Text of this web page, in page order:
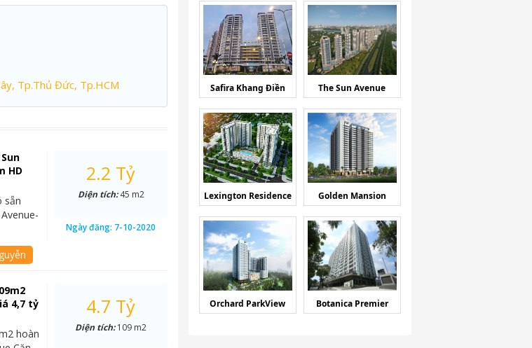
Tp.Thủ Đức, Tp.HCM
HD
sẵn
2.2 Tỷ
Diện tích:45 m2
Ngày đăng: 7-10-2020
4,7 tỷ
hoàn
4.7 Tỷ
Diện tích:109 m2
Safira Khang Điền The Sun Avenue
Lexington Residence Golden Mansion
Orchard ParkView Botanica Premier